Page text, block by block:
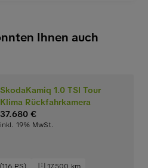
Ihnen auch
SkodaKamiq 1.0 TSI Tour
Klima Rückfahrkamera
37.680 €
inkl. 19% MwSt.